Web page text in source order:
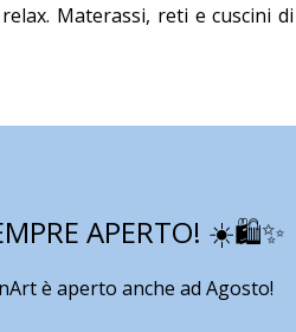
Materassi, reti e cuscini
APERTO! ☀️🛍️✨
è aperto anche ad Agosto!